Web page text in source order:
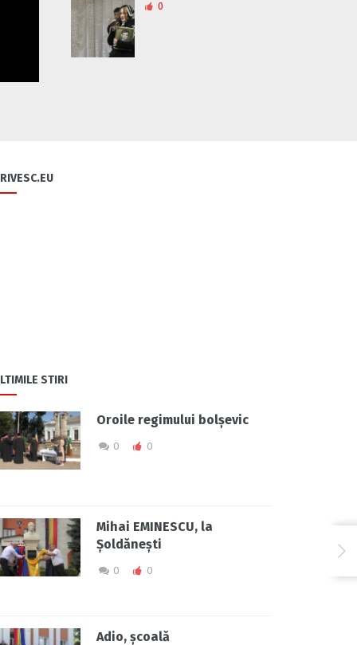
0
STIRI
Oroile regimului bolșevic
0 0
Mihai EMINESCU, la
Șoldănești
0 0
Adio, școală